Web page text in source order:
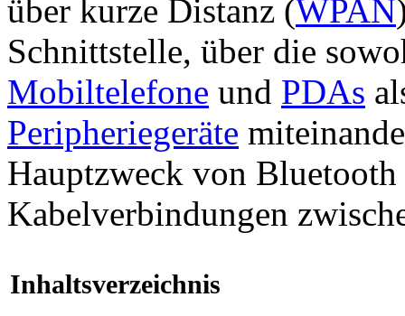
über kurze Distanz (WPAN
Schnittstelle, über die
Mobiltelefone und PDAs
Peripheriegeräte
Hauptzweck von Bluetooth
Kabelverbindungen
Inhaltsverzeichnis